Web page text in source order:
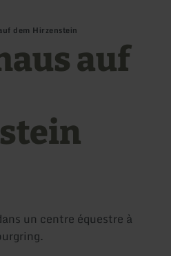
dem Hirzenstein
auf
un centre équestre à